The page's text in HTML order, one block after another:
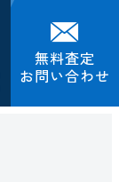
無料査定
お問い合わせ